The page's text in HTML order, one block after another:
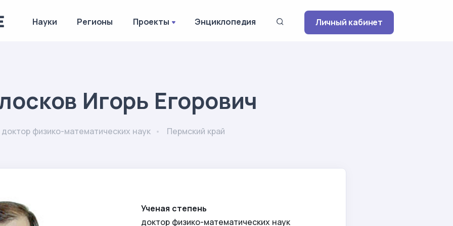
Науки Регионы Проекты Энциклопедия Личный кабинет
Игорь Егорович
доктор физико-математических наук Пермский край
Ученая степень
доктор физико-математических наук